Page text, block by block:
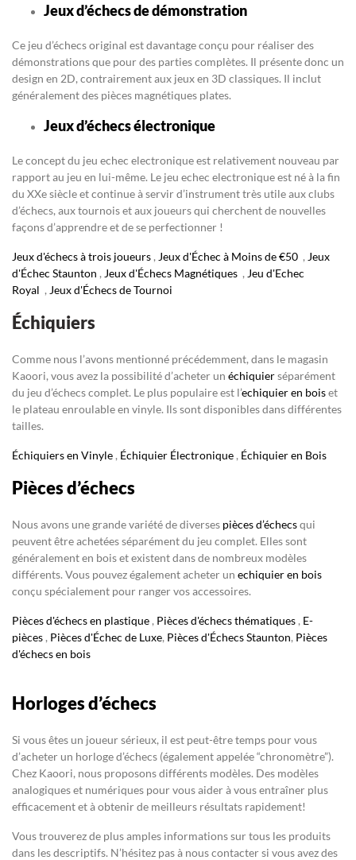
Jeux d’échecs de démonstration
Ce jeu d’échecs original est davantage conçu pour réaliser des
démonstrations que pour des parties complètes. Il présente donc un
design en 2D, contrairement aux jeux en 3D classiques. Il inclut
généralement des pièces magnétiques plates.
Jeux d’échecs électronique
Le concept du jeu echec electronique est relativement nouveau par
rapport au jeu en lui-même. Le jeu echec electronique est né à la fin
du XXe siècle et continue à servir d’instrument très utile aux clubs
d’échecs, aux tournois et aux joueurs qui cherchent de nouvelles
façons d’apprendre et de se perfectionner !
Jeux d'échecs à trois joueurs , Jeux d'Échec à Moins de €50 , Jeux
d'Échec Staunton , Jeux d'Échecs Magnétiques , Jeu d'Echec
Royal , Jeux d'Échecs de Tournoi
Échiquiers
Comme nous l’avons mentionné précédemment, dans le magasin
Kaoori, vous avez la possibilité d’acheter un échiquierséparément
du jeu d’échecs complet. Le plus populaire est l’echiquier en boiset
le plateau enroulable en vinyle. Ils sont disponibles dans différentes
tailles.
Échiquiers en Vinyle , Échiquier Électronique , Échiquier en Bois
Pièces d’échecs
Nous avons une grande variété de diverses pièces d’échecsqui
peuvent être achetées séparément du jeu complet. Elles sont
généralement en bois et existent dans de nombreux modèles
différents. Vous pouvez également acheter un echiquier en bois
conçu spécialement pour ranger vos accessoires.
Pièces d'échecs en plastique , Pièces d'échecs thématiques , E-
pièces , Pièces d'Échec de Luxe, Pièces d'Échecs Staunton, Pièces
d'échecs en bois
Horloges d’échecs
Si vous êtes un joueur sérieux, il est peut-être temps pour vous
d’acheter un horloge d’échecs (également appelée “chronomètre”).
Chez Kaoori, nous proposons différents modèles. Des modèles
analogiques et numériques pour vous aider à vous entraîner plus
efficacement et à obtenir de meilleurs résultats rapidement!
Vous trouverez de plus amples informations sur tous les produits
dans les descriptifs. N’hésitez pas à nous contacter si vous avez des